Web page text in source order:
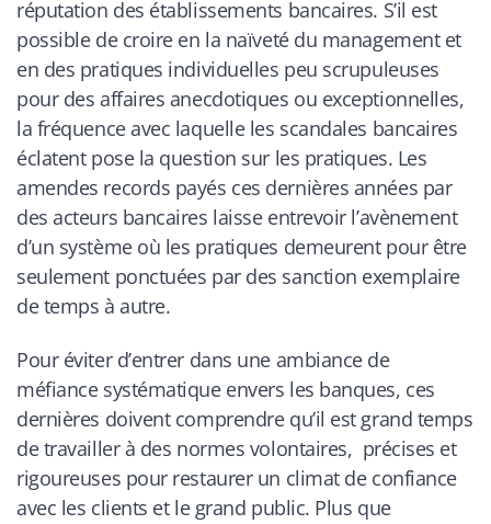
réputation des établissements bancaires. S’il est
possible de croire en la naïveté du management et
en des pratiques individuelles peu scrupuleuses
pour des affaires anecdotiques ou exceptionnelles,
la fréquence avec laquelle les scandales bancaires
éclatent pose la question sur les pratiques. Les
amendes records payés ces dernières années par
des acteurs bancaires laisse entrevoir l’avènement
d’un système où les pratiques demeurent pour être
seulement ponctuées par des sanction exemplaire
de temps à autre.
Pour éviter d’entrer dans une ambiance de
méfiance systématique envers les banques, ces
dernières doivent comprendre qu’il est grand temps
de travailler à des normes volontaires, précises et
rigoureuses pour restaurer un climat de confiance
avec les clients et le grand public. Plus que